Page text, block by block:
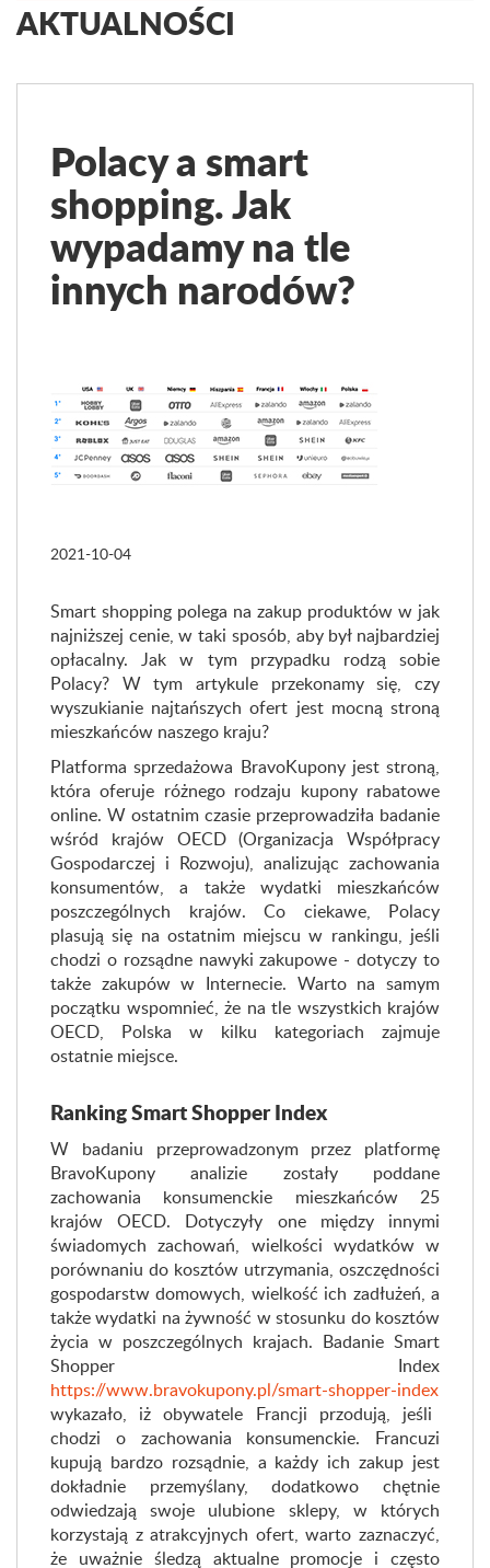
AKTUALNOŚCI
Polacy a smart
shopping. Jak
wypadamy na tle
innych narodów?
2021-10-04
Smart shopping polega na zakup produktów w jak
najniższej cenie, w taki sposób, aby był najbardziej
opłacalny. Jak w tym przypadku rodzą sobie
Polacy? W tym artykule przekonamy się, czy
wyszukianie najtańszych ofert jest mocną stroną
mieszkańców naszego kraju?
Platforma sprzedażowa BravoKupony jest stroną,
która oferuje różnego rodzaju kupony rabatowe
online. W ostatnim czasie przeprowadziła badanie
wśród krajów OECD (Organizacja Współpracy
Gospodarczej i Rozwoju), analizując zachowania
konsumentów, a także wydatki mieszkańców
poszczególnych krajów. Co ciekawe, Polacy
plasują się na ostatnim miejscu w rankingu, jeśli
chodzi o rozsądne nawyki zakupowe - dotyczy to
także zakupów w Internecie. Warto na samym
początku wspomnieć, że na tle wszystkich krajów
OECD, Polska w kilku kategoriach zajmuje
ostatnie miejsce.
Ranking Smart Shopper Index
W badaniu przeprowadzonym przez platformę
BravoKupony analizie zostały poddane
zachowania konsumenckie mieszkańców 25
krajów OECD. Dotyczyły one między innymi
świadomych zachowań, wielkości wydatków w
porównaniu do kosztów utrzymania, oszczędności
gospodarstw domowych, wielkość ich zadłużeń, a
także wydatki na żywność w stosunku do kosztów
życia w poszczególnych krajach. Badanie Smart
Shopper Index
https://www.bravokupony.pl/smart-shopper-index
wykazało, iż obywatele Francji przodują, jeśli
chodzi o zachowania konsumenckie. Francuzi
kupują bardzo rozsądnie, a każdy ich zakup jest
dokładnie przemyślany, dodatkowo chętnie
odwiedzają swoje ulubione sklepy, w których
korzystają z atrakcyjnych ofert, warto zaznaczyć,
że uważnie śledzą aktualne promocje i często